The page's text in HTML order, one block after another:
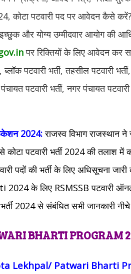
कोटा पटवारी पद पर आवेदन कैसे
और योग्य उम्मीदवार आयोग की
पर रिक्तियों के लिए आवेदन कर
ब्लॉक पटवारी भर्ती, तहसील पटवारी
पटवारी भर्ती, नगर पंचायत
2024:राजस्व विभाग राजस्थान
कोटा पटवारी भर्ती 2024 की तलाश
पदों की भर्ती के लिए अधिसूचना
के लिए RSMSSB पटवारी
भर्ती 2024 से संबंधित सभी जानकारी
BHARTI PROGRAM
Lekhpal/ Patwari Bharti